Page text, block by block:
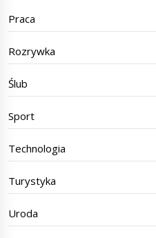
Praca
Rozrywka
Ślub
Sport
Technologia
Turystyka
Uroda